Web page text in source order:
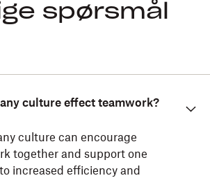
spørsmål
culture effect teamwork?
culture can encourage
together and support one
increased efficiency and